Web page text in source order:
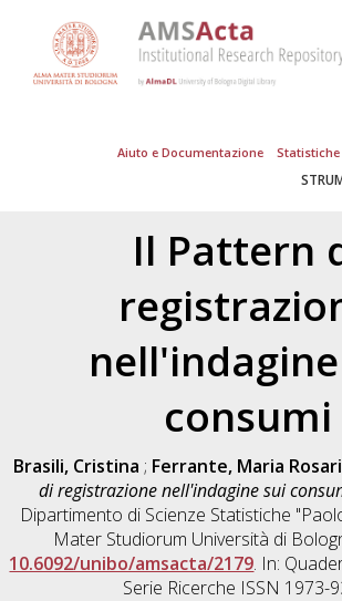
Aiuto e Documentazione Statistiche
Il Pattern
consumi
Brasili, Cristina ; Ferrante, Maria
di registrazione nell'indagine sui
Dipartimento di Scienze Statistiche
Mater Studiorum Università di
10.6092/unibo/amsacta/2179. In:
Serie Ricerche ISSN 1973-